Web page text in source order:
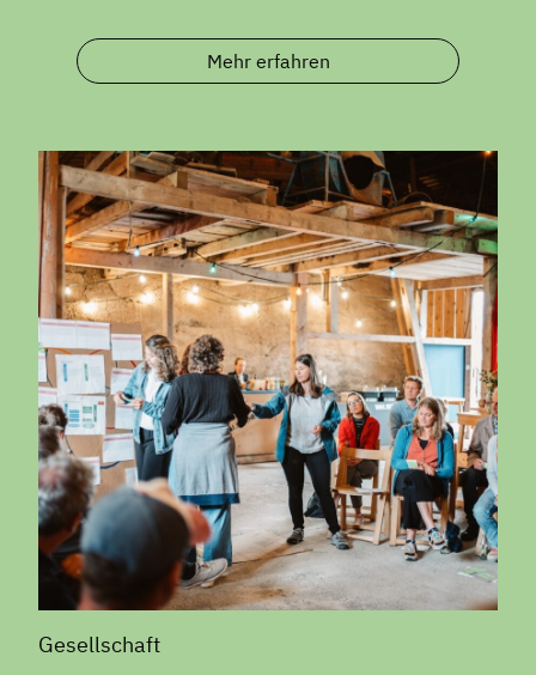
Mehr erfahren
Gesellschaft